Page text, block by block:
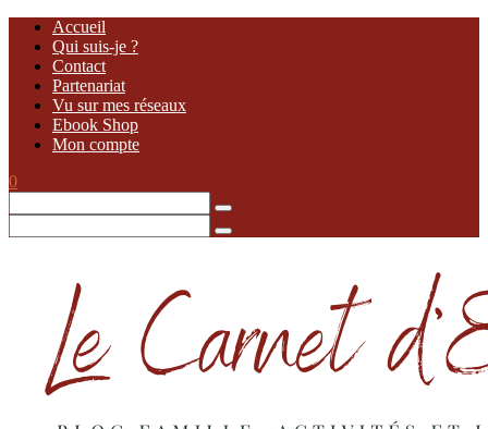
Accueil
Qui suis-je ?
Contact
Partenariat
Vu sur mes réseaux
Ebook Shop
Mon compte
0